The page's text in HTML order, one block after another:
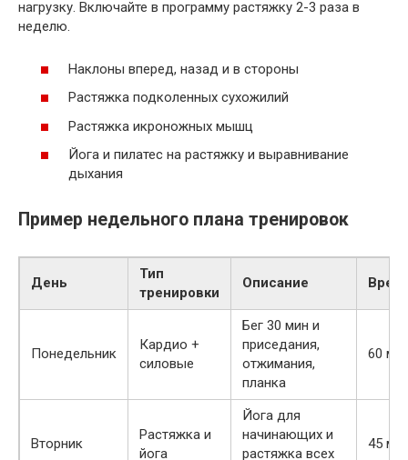
нагрузку. Включайте в программу растяжку 2-3 раза в
неделю.
Наклоны вперед, назад и в стороны
Растяжка подколенных сухожилий
Растяжка икроножных мышц
Йога и пилатес на растяжку и выравнивание
дыхания
Пример недельного плана тренировок
День
Тип
тренировки
Описание
Понедельник
Кардио +
силовые
Бег 30 мин и
приседания,
отжимания,
планка
60
Вторник
Растяжка и
йога
Йога для
начинающих и
растяжка всех
45